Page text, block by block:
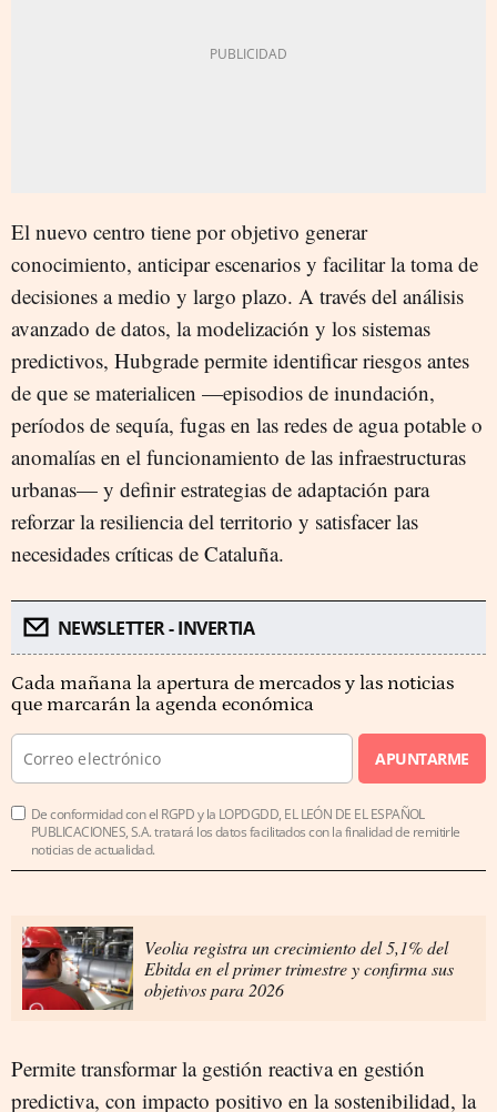
El nuevo centro tiene por objetivo generar
conocimiento, anticipar escenarios y facilitar la toma de
decisiones a medio y largo plazo. A través del análisis
avanzado de datos, la modelización y los sistemas
predictivos, Hubgrade permite identificar riesgos antes
de que se materialicen —episodios de inundación,
períodos de sequía, fugas en las redes de agua potable o
anomalías en el funcionamiento de las infraestructuras
urbanas— y definir estrategias de adaptación para
reforzar la resiliencia del territorio y satisfacer las
necesidades críticas de Cataluña.
NEWSLETTER - INVERTIA
Cada mañana la apertura de mercados y las noticias
que marcarán la agenda económica
APUNTARME
De conformidad con el RGPD y la LOPDGDD, EL LEÓN DE EL ESPAÑOL
PUBLICACIONES, S.A. tratará los datos facilitados con la finalidad de remitirle
noticias de actualidad.
Veolia registra un crecimiento del 5,1% del
Ebitda en el primer trimestre y confirma sus
objetivos para 2026
Permite transformar la gestión reactiva en gestión
predictiva, con impacto positivo en la sostenibilidad, la